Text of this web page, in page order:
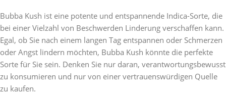
Bubba Kush ist eine potente und entspannende Indica-Sorte, die
bei einer Vielzahl von Beschwerden Linderung verschaffen kann.
Egal, ob Sie nach einem langen Tag entspannen oder Schmerzen
oder Angst lindern möchten, Bubba Kush könnte die perfekte
Sorte für Sie sein. Denken Sie nur daran, verantwortungsbewusst
zu konsumieren und nur von einer vertrauenswürdigen Quelle
zu kaufen.